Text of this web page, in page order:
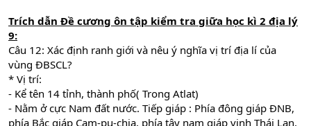
Trích dẫn Đề cương ôn tập kiểm tra giữa học kì 2 địa lý
9:
Câu 12: Xác định ranh giới và nêu ý nghĩa vị trí địa lí của
vùng ĐBSCL?
* Vị trí:
- Kể tên 14 tỉnh, thành phố( Trong Atlat)
- Nằm ở cực Nam đất nước. Tiếp giáp : Phía đông giáp ĐNB,
phía Bắc giáp Cam-pu-chia, phía tây nam giáp vịnh Thái Lan,